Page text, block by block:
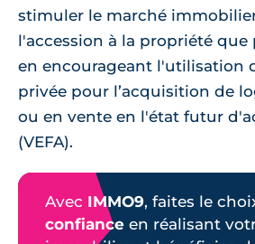
stimuler le marché
l'accession à la propriété que
en encourageant l'utilisation
privée pour l’acquisition de
ou en vente en l'état futur
(VEFA).
Avec IMMO9, faites le
confiance en réalisant